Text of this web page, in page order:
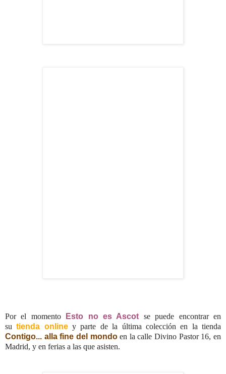
Por el momento Esto no es Ascot se puede encontrar en
sutienda onliney parte de la última colección en la tienda
Contigo... alla fine del mondoen la calle Divino Pastor 16, en
Madrid, y en ferias a las que asisten.